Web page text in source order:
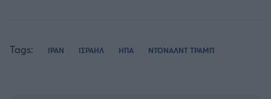
Tags: ΙΡΑΝ ΙΣΡΑΗΛ ΗΠΑ ΝΤΟΝΑΛΝΤ ΤΡΑΜΠ